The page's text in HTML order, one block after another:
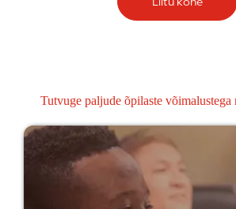
Tutvuge paljude õpilaste võimalustega